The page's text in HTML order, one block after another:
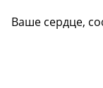
Ваше сердце,